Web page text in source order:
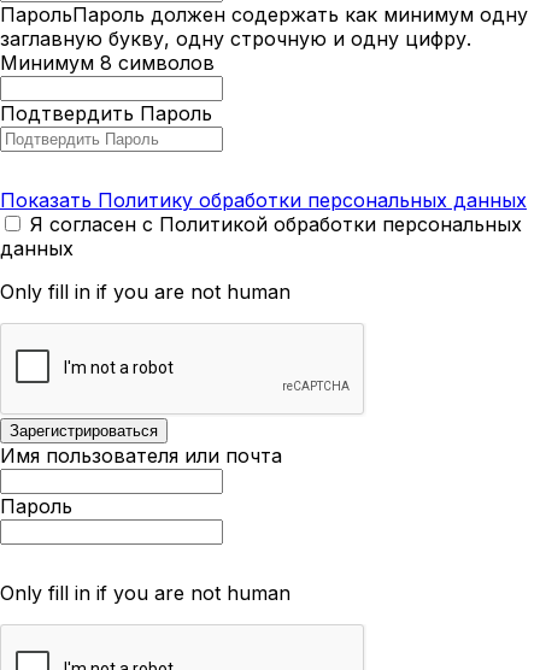
ПарольПароль должен содержать как минимум одну
заглавную букву, одну строчную и одну цифру.
Минимум 8 символов
Подтвердить Пароль
Показать Политику обработки персональных данных
Я согласен с Политикой обработки персональных
данных
Only fill in if you are not human
Имя пользователя или почта
Пароль
Only fill in if you are not human